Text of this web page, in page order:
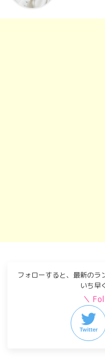
フォローすると、最新のラ
いち早
＼
Twitter